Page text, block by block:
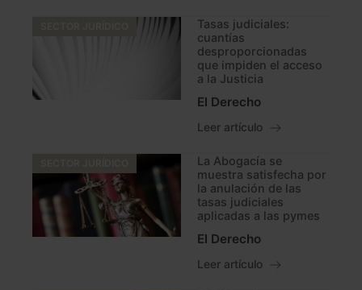
Tasas judiciales:
cuantías
desproporcionadas
que impiden el acceso
a la Justicia
El Derecho
Leer artículo
La Abogacía se
muestra satisfecha por
la anulación de las
tasas judiciales
aplicadas a las pymes
El Derecho
Leer artículo